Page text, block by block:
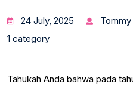
24 July, 2025
1 category
Tahukah Anda bahwa pada